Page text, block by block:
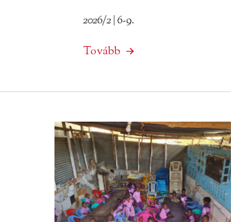
2026/2 | 6-9.
Tovább